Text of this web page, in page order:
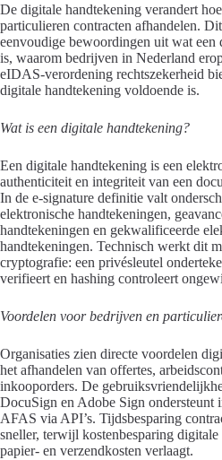
De digitale handtekening verandert
particulieren contracten afhandelen.
eenvoudige bewoordingen uit wat een
is, waarom bedrijven in Nederland
eIDAS-verordening rechtszekerheid
digitale handtekening voldoende is.
Wat is een digitale handtekening?
Een digitale handtekening is een
authenticiteit en integriteit van een
In de e-signature definitie valt
elektronische handtekeningen,
handtekeningen en gekwalificeerde
handtekeningen. Technisch werkt dit
cryptografie: een privésleutel
verifieert en hashing controleert
Voordelen voor bedrijven en
Organisaties zien directe voordelen
het afhandelen van offertes,
inkooporders. De
DocuSign en Adobe Sign ondersteunt
AFAS via API’s. Tijdsbesparing
sneller, terwijl kostenbesparing
papier- en verzendkosten verlaagt.